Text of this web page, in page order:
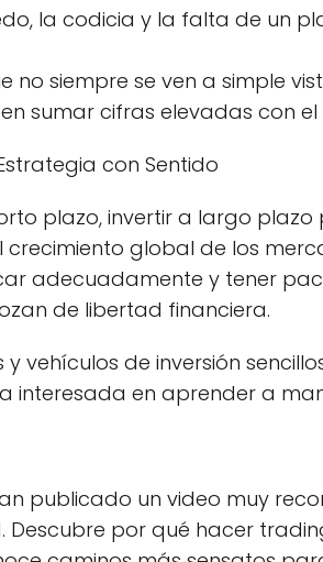
la codicia y la falta de un
no siempre se ven a simple
sumar cifras elevadas con el
con Sentido
plazo, invertir a largo plazo
global de los
adecuadamente y tener
de libertad financiera.
y vehículos de inversión
interesada en aprender a
publicado un video muy
por qué hacer